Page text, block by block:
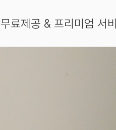
무료제공 & 프리미엄 서